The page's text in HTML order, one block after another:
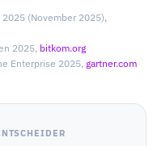
(November 2025),
2025, bitkom.org
Enterprise 2025, gartner.com